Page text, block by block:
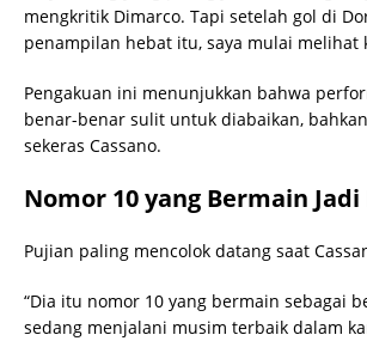
mengkritik Dimarco. Tapi setelah gol di
penampilan hebat itu, saya mulai melihat
Pengakuan ini menunjukkan bahwa
benar-benar sulit untuk diabaikan,
sekeras Cassano.
Nomor 10 yang Bermain
Pujian paling mencolok datang saat
“Dia itu nomor 10 yang bermain sebagai
sedang menjalani musim terbaik dalam